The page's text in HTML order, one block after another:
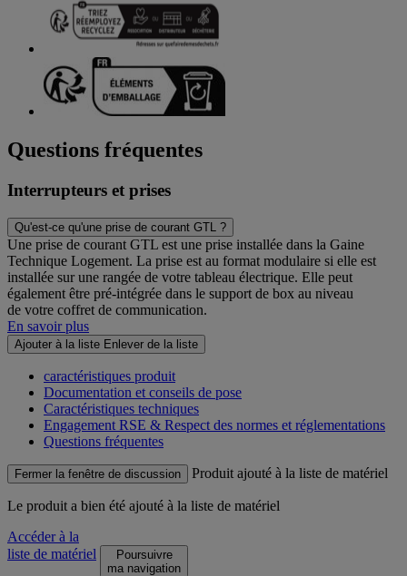
Questions fréquentes
Interrupteurs et prises
Qu'est-ce qu'une prise de courant GTL ?
Une prise de courant GTL est une prise installée dans la Gaine
Technique Logement. La prise est au format modulaire si elle est
installée sur une rangée de votre tableau électrique. Elle peut
également être pré-intégrée dans le support de box au niveau
de votre coffret de communication.
En savoir plus
Ajouter à la liste Enlever de la liste
caractéristiques produit
Documentation et conseils de pose
Caractéristiques techniques
Engagement RSE & Respect des normes et réglementations
Questions fréquentes
Fermer la fenêtre de discussion Produit ajouté à la liste de matériel
Le produit a bien été ajouté à la liste de matériel
Accéder à la
liste de matériel
Poursuivre
ma navigation